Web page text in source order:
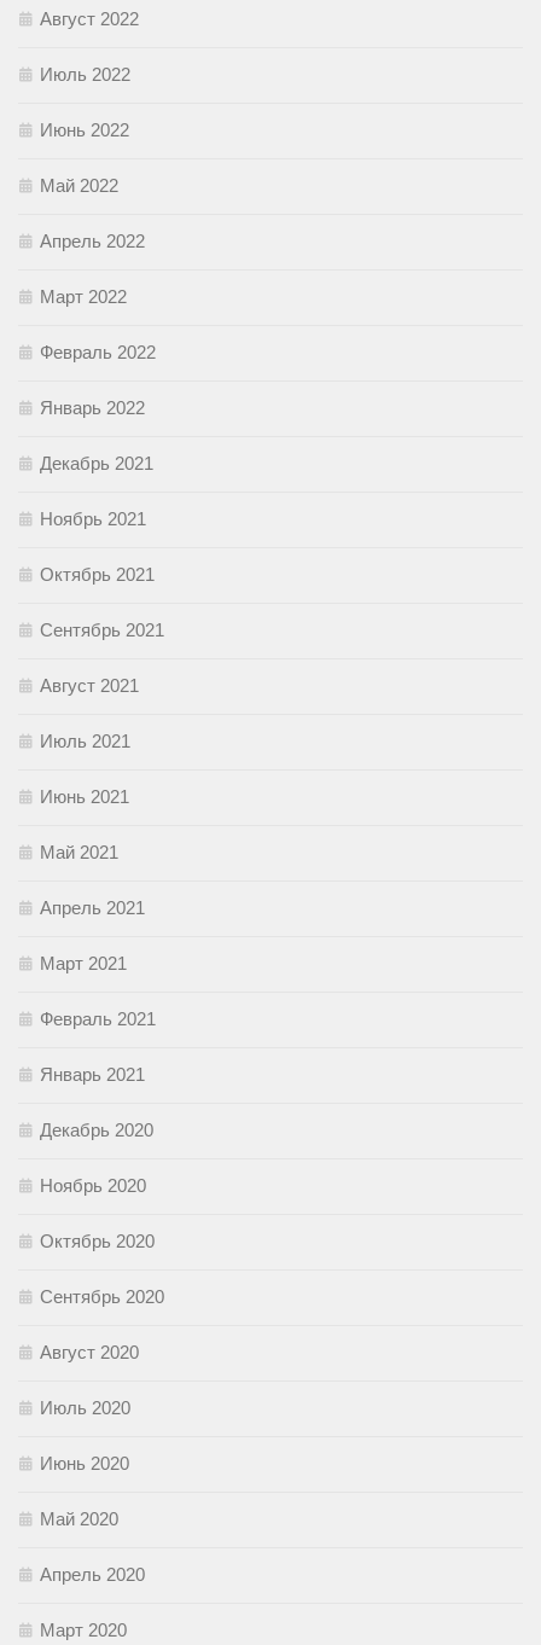
Август 2022
Июль 2022
Июнь 2022
Май 2022
Апрель 2022
Март 2022
Февраль 2022
Январь 2022
Декабрь 2021
Ноябрь 2021
Октябрь 2021
Сентябрь 2021
Август 2021
Июль 2021
Июнь 2021
Май 2021
Апрель 2021
Март 2021
Февраль 2021
Январь 2021
Декабрь 2020
Ноябрь 2020
Октябрь 2020
Сентябрь 2020
Август 2020
Июль 2020
Июнь 2020
Май 2020
Апрель 2020
Март 2020